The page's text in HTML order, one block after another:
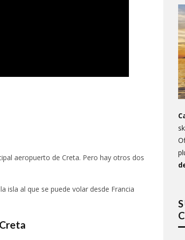
aeropuerto de Creta. Pero hay otros dos
isla al que se puede volar desde Francia